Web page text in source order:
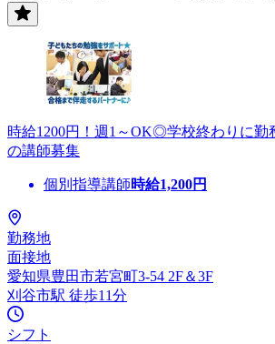
時給1200円！週1～OK◎学校終わりに勤
の講師募集
個別指導講師時給1,200円
勤務地
面接地
愛知県豊田市若宮町3-54 2F＆3F
刈谷市駅 徒歩11分
シフト